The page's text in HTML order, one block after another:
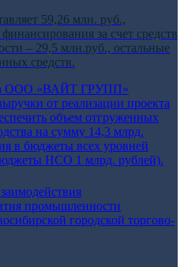
59,26 млн. руб.,
за счет средств
– 29,5 млн.руб., остальные
средств.
ООО «ВАЙТ ГРУПП»
от реализации проекта
объем отгруженных
на сумму 14,3 млрд.
в бюджеты всех уровней
НСО 1 млрд. рублей).
промышленности
городской торгово-